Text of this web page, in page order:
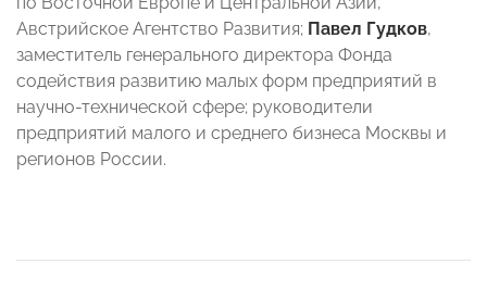
Австрийское Агентство Развития; Павел Гудков,
заместитель генерального директора Фонда
содействия развитию малых форм предприятий в
научно-технической сфере; руководители
предприятий малого и среднего бизнеса Москвы и
регионов России.